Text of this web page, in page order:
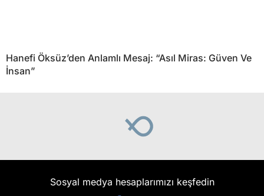
Hanefi Öksüz’den Anlamlı Mesaj: “Asıl Miras: Güven Ve
İnsan”
Sosyal medya hesaplarımızı keşfedin